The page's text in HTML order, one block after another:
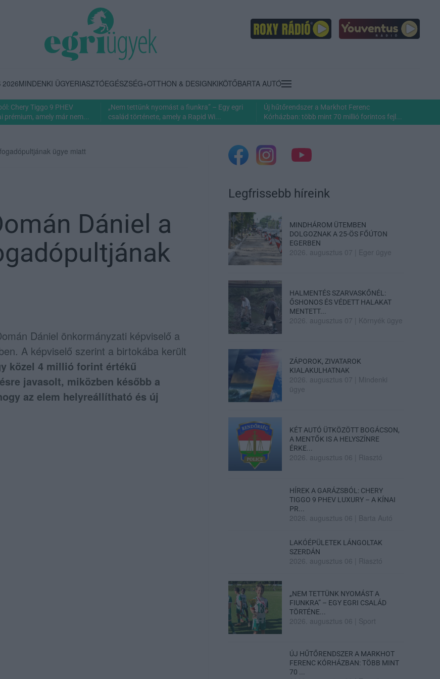
2026MINDENKI ÜGYERIASZTÓEGÉSZSÉG+OTTHON & DESIGNKIKÖTŐBARTA AUTÓ
Chery Tiggo 9 PHEV
prémium, amely már nem...
„Nem tettünk nyomást a fiunkra” – Egy egri
család története, amely a Rapid Wi...
Új hűtőrendszer a Markhot Ferenc
Kórházban: több mint 70 millió forintos fejl...
ügye miatt
Dániel a
Dániel önkormányzati képviselő a
A képviselő szerint a birtokába került
közel 4 millió forint értékű
javasolt, miközben később a
az elem helyreállítható és új
Legfrissebb híreink
MINDHÁROM ÜTEMBEN
DOLGOZNAK A 25-ÖS FŐÚTON
EGERBEN
2026. augusztus 07 Eger ügye
HALMENTÉS SZARVASKŐNÉL:
ŐSHONOS ÉS VÉDETT HALAKAT
MENTETT...
2026. augusztus 07 Környék ügye
ZÁPOROK, ZIVATAROK
KIALAKULHATNAK
2026. augusztus 07
Mindenki
ügye
KÉT AUTÓ ÜTKÖZÖTT BOGÁCSON,
A MENTŐK IS A HELYSZÍNRE
ÉRKE...
2026. augusztus 06 Riasztó
HÍREK A GARÁZSBÓL: CHERY
TIGGO 9 PHEV LUXURY – A KÍNAI
PR...
2026. augusztus 06 Barta Autó
LAKÓÉPÜLETEK LÁNGOLTAK
SZERDÁN
2026. augusztus 06 Riasztó
„NEM TETTÜNK NYOMÁST A
FIUNKRA” – EGY EGRI CSALÁD
TÖRTÉNE...
2026. augusztus 06 Sport
ÚJ HŰTŐRENDSZER A MARKHOT
FERENC KÓRHÁZBAN: TÖBB MINT
70 ...